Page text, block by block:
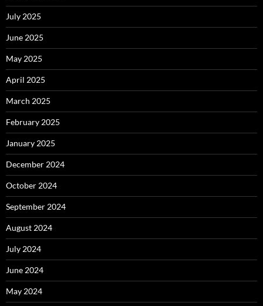
July 2025
June 2025
May 2025
April 2025
March 2025
February 2025
January 2025
December 2024
October 2024
September 2024
August 2024
July 2024
June 2024
May 2024